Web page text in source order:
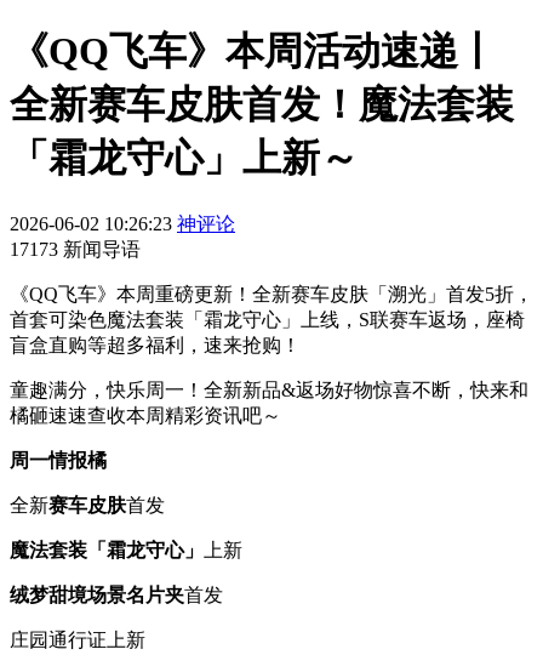
《QQ飞车》本周活动速递丨
全新赛车皮肤首发！魔法套装
「霜龙守心」上新～
2026-06-02 10:26:23 神评论
17173 新闻导语
《QQ飞车》本周重磅更新！全新赛车皮肤「溯光」首发5折，
首套可染色魔法套装「霜龙守心」上线，S联赛车返场，座椅
盲盒直购等超多福利，速来抢购！
童趣满分，快乐周一！全新新品&返场好物惊喜不断，快来和
橘砸速速查收本周精彩资讯吧～
周一情报橘
全新赛车皮肤首发
魔法套装「霜龙守心」 上新
绒梦甜境场景名片夹首发
庄园通行证上新